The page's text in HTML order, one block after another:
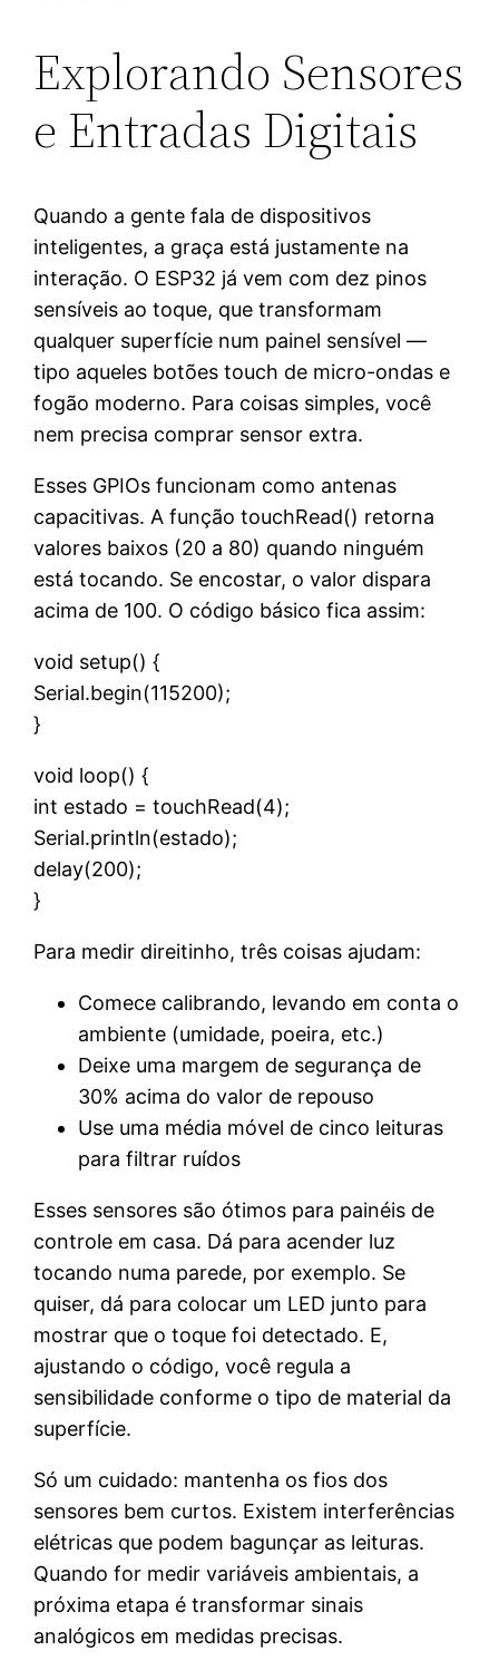
Explorando Sensores
e Entradas Digitais
Quando a gente fala de dispositivos
inteligentes, a graça está justamente na
interação. O ESP32 já vem com dez pinos
sensíveis ao toque, que transformam
qualquer superfície num painel sensível —
tipo aqueles botões touch de micro-ondas e
fogão moderno. Para coisas simples, você
nem precisa comprar sensor extra.
Esses GPIOs funcionam como antenas
capacitivas. A função touchRead() retorna
valores baixos (20 a 80) quando ninguém
está tocando. Se encostar, o valor dispara
acima de 100. O código básico fica assim:
void setup() {
Serial.begin(115200);
}
void loop() {
int estado = touchRead(4);
Serial.println(estado);
delay(200);
}
Para medir direitinho, três coisas ajudam:
Comece calibrando, levando em conta o
ambiente (umidade, poeira, etc.)
Deixe uma margem de segurança de
30% acima do valor de repouso
Use uma média móvel de cinco leituras
para filtrar ruídos
Esses sensores são ótimos para painéis de
controle em casa. Dá para acender luz
tocando numa parede, por exemplo. Se
quiser, dá para colocar um LED junto para
mostrar que o toque foi detectado. E,
ajustando o código, você regula a
sensibilidade conforme o tipo de material da
superfície.
Só um cuidado: mantenha os fios dos
sensores bem curtos. Existem interferências
elétricas que podem bagunçar as leituras.
Quando for medir variáveis ambientais, a
próxima etapa é transformar sinais
analógicos em medidas precisas.